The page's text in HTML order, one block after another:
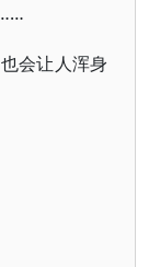
会让人浑身